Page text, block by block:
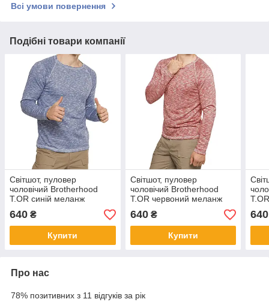
Всі умови повернення
Подібні товари компанії
Світшот, пуловер
чоловічий Brotherhood
T.OR синій меланж
640 ₴
Купити
Світшот, пуловер
чоловічий Brotherhood
T.OR червоний меланж
640₴
Купити
640
Про нас
78% позитивних з 11 відгуків за рік